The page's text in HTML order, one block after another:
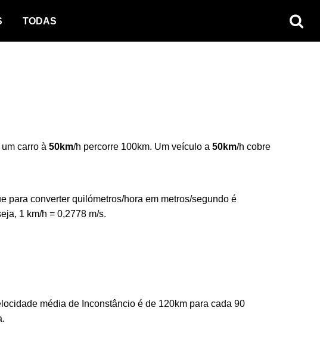
TODAS
um carro à 50km/h percorre 100km. Um veículo a 50km/h cobre
para converter quilómetros/hora em metros/segundo é
1 km/h = 0,2778 m/s.
média de Inconstâncio é de 120km para cada 90